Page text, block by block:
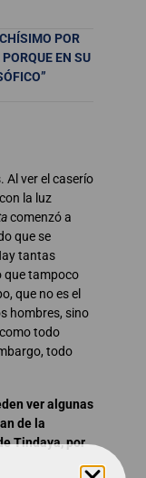
POR
EN SU
Al ver el caserío
la luz
comenzó a
que se
tantas
que tampoco
que no es el
hombres, sino
todo
todo
ver algunas
de la
Tindaya, por